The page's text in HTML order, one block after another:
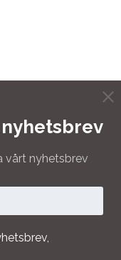
vårt nyhetsbrev